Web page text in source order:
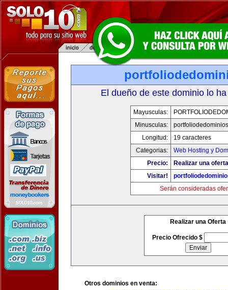
El dueño de este dominio lo
Mayusculas:
Minusculas:
Longitud:
19 caracteres
Categorias:
Web Hosting y
Precio:
Realizar una
Visitar!
Serán consideradas
Realizar una Oferta
Precio Ofrecido $
Otros dominios en venta: